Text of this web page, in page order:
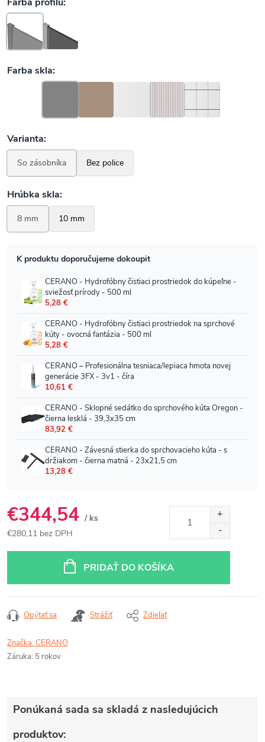
€344,54 / ks
€280,11 bez DPH
PRIDAŤ DO KOŠÍKA
Opýtať sa Strážiť Zdieľať
Značka:CERANO
Záruka: 5 rokov
Ponúkaná sada sa skladá z nasledujúcich
produktov: